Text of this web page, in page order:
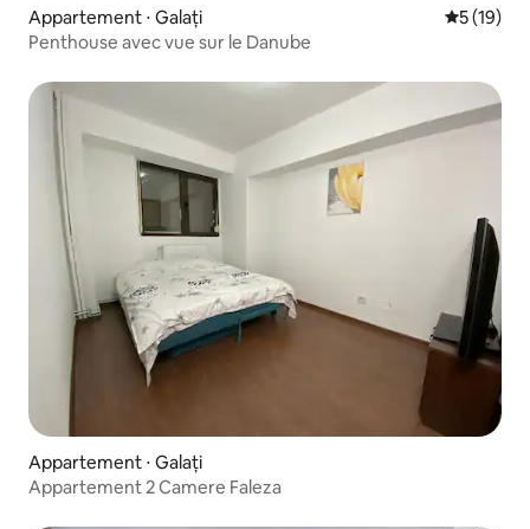
Appartement ⋅ Galați
5 (19)
Penthouse avec vue sur le Danube
Appartement ⋅ Galați
Appartement 2 Camere Faleza